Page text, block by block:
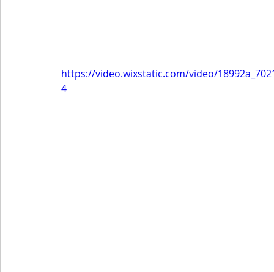
https://video.wixstatic.com/video/
4